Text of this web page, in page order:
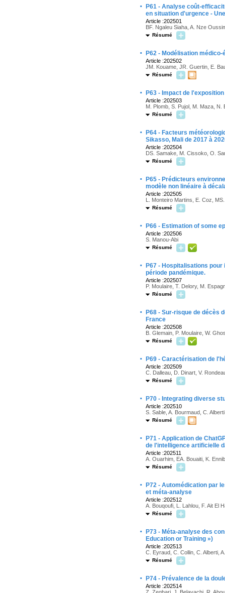
·
P61 - Analyse coût-
en situation d'urgence -
Article :202501
BF. Ngaleu Siaha, A. Nze
Résumé
· P62 - Modélisation
Article :202502
JM. Kouame, JR. Guertin, E.
Résumé
· P63 - Impact de
Article :202503
M. Plomb, S. Pujol, M. Maza, N.
Résumé
·
P64 - Facteurs
Sikasso, Mali de 2017 à
Article :202504
DS. Samake, M. Cissoko, O.
Résumé
·
P65 - Prédicteurs
modèle non linéaire à
Article :202505
L. Monteiro Martins, E. Coz,
Résumé
· P66 - Estimation of some
Article :202506
S. Manou-Abi
Résumé
·
P67 - Hospitalisations
période pandémique.
Article :202507
P. Moulaire, T. Delory, M.
Résumé
·
P68 - Sur-risque de décès
France
Article :202508
B. Glemain, P. Moulaire, W.
Résumé
· P69 - Caractérisation de
Article :202509
C. Dalleau, D. Dinart, V.
Résumé
· P70 - Integrating diverse
Article :202510
S. Sable, A. Bourmaud, C. Alberti
Résumé
·
P71 - Application de
de l'intelligence artificielle
Article :202511
A. Ouarhim, EA. Bouaiti, K.
Résumé
·
P72 - Automédication par
et méta-analyse
Article :202512
A. Bouqoufi, L. Lahlou, F. Ait El
Résumé
·
P73 - Méta-analyse des
Education or Training »)
Article :202513
C. Eyraud, C. Collin, C. Alberti,
Résumé
· P74 - Prévalence de la
Article :202514